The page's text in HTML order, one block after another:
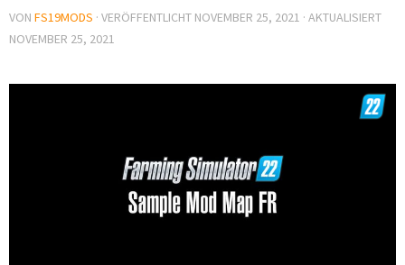
VON FS19MODS · VERÖFFENTLICHT NOVEMBER 25, 2021 · AKTUALISIERT
NOVEMBER 25, 2021